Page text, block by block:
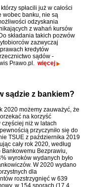
spłacili już w całości
wobec banku, nie są
odzyskania
z wahań kursów
składania takich pozwów
zazwyczaj
kredytów
sądów -
Prawo.pl. więcej
sądzie z bankiem?
2020 możemy zauważyć, że
na korzyść
niż w latach
przyczyniło się do
TSUE z października 2019
cały rok 2020, według
Bankowemu Bezprawiu,
wyroków wydanych było
W 2020 wydano
dla
rozstrzygnięć w 639
w 154 sporach (17,4